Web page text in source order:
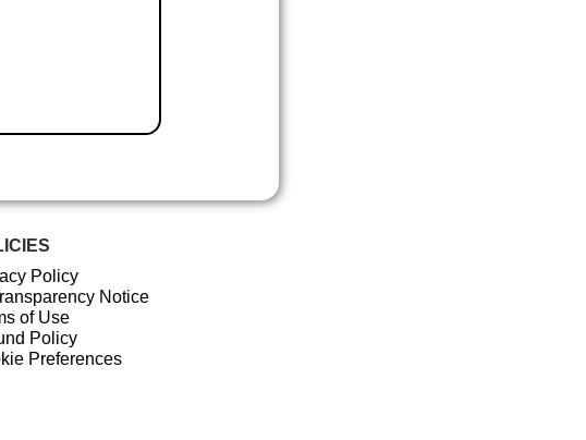
Policy
Notice
of Use
Policy
Preferences